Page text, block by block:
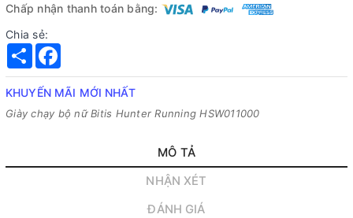
Chấp nhận thanh toán bằng:
Chia sẻ:
Share
KHUYẾN MÃI MỚI NHẤT
Giày chạy bộ nữ Bitis Hunter Running HSW011000
MÔ TẢ
NHẬN XÉT
ĐÁNH GIÁ